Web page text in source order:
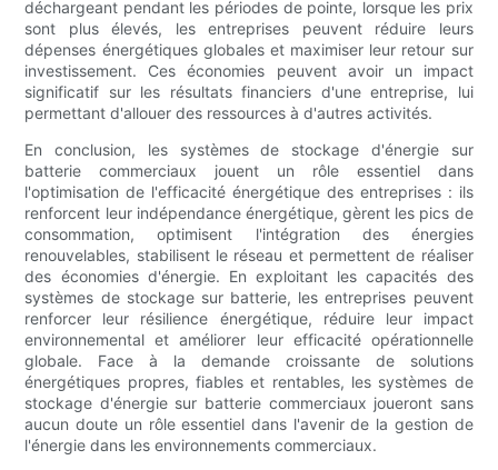
déchargeant pendant les périodes de pointe, lorsque les prix
sont plus élevés, les entreprises peuvent réduire leurs
dépenses énergétiques globales et maximiser leur retour sur
investissement. Ces économies peuvent avoir un impact
significatif sur les résultats financiers d'une entreprise, lui
permettant d'allouer des ressources à d'autres activités.
En conclusion, les systèmes de stockage d'énergie sur
batterie commerciaux jouent un rôle essentiel dans
l'optimisation de l'efficacité énergétique des entreprises : ils
renforcent leur indépendance énergétique, gèrent les pics de
consommation, optimisent l'intégration des énergies
renouvelables, stabilisent le réseau et permettent de réaliser
des économies d'énergie. En exploitant les capacités des
systèmes de stockage sur batterie, les entreprises peuvent
renforcer leur résilience énergétique, réduire leur impact
environnemental et améliorer leur efficacité opérationnelle
globale. Face à la demande croissante de solutions
énergétiques propres, fiables et rentables, les systèmes de
stockage d'énergie sur batterie commerciaux joueront sans
aucun doute un rôle essentiel dans l'avenir de la gestion de
l'énergie dans les environnements commerciaux.